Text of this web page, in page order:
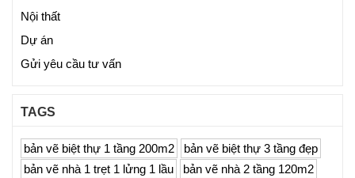
Nội thất
Dự án
Gửi yêu cầu tư vấn
TAGS
bản vẽ biệt thự 1 tầng 200m2
bản vẽ biệt thự 3 tầng đẹp
bản vẽ nhà 1 trẹt 1 lửng 1 lầu
bản vẽ nhà 2 tầng 120m2